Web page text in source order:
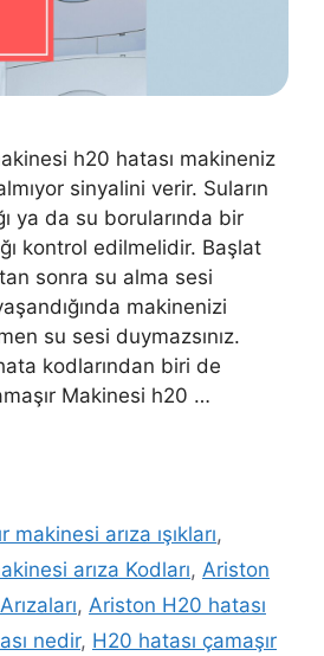
h20 hatası makineniz
sinyalini verir. Suların
ya da su borularında bir
kontrol edilmelidir. Başlat
sonra su alma sesi
makinenizi
su sesi duymazsınız.
kodlarından biri de
Makinesi h20 …
arıza ışıkları,
arıza Kodları, Ariston
, Ariston H20 hatası
nedir, H20 hatası çamaşır